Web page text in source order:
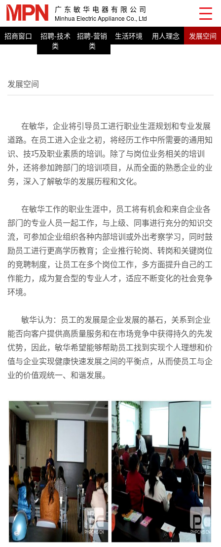
广东敏华电器有限公司
Minhua Electric Appliance Co., Ltd
招商窗口
招聘-技术
类
招聘-营销
类
生活环境 用人理念 发展空间
发展空间
在敏华，企业将引导员工进行职业生涯规划和专业发展
道路。在员工进入企业之初，将经历工作中所需要的通用知
识、技巧及职业素质的培训。除了与岗位业务相关的培训
外，还将参加跨部门的培训项目，从而全面的熟悉企业的业
务，深入了解敏华的发展历程和文化。
在敏华工作的职业生涯中，员工将有机会和来自企业各
部门的专业人员一起工作，与上级、同事进行充分的知识交
流，可参加企业组织各种内部培训或外出考察学习，同时鼓
励员工进行更高学历教育；企业推行轮岗、转岗和关键岗位
的竞聘制度，让员工在多个岗位工作，多方面提升自己的工
作能力，成为复合型的专业人才，适应不断变化的社会竞争
环境。
敏华认为：员工的发展是企业发展的基石，关系到企业
能否向客户提供高质量服务和在市场竞争中获得持久的先发
优势，因此，敏华希望能够帮助员工找到实现个人理想和价
值与企业实现健康快速发展之间的平衡点，从而使员工与企
业的价值观统一、和谐发展。